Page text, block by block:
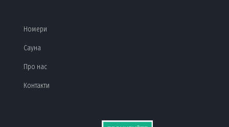
FOOTER MENU
Номери
Сауна
Про нас
Контакти